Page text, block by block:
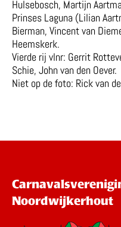
Hulsebosch, Martijn
Prinses Laguna (Lilian
Bierman, Vincent van
Heemskerk.
Vierde rij vlnr: Gerrit
Schie, John van den Oever.
Niet op de foto: Rick van
Noordwijkerhout